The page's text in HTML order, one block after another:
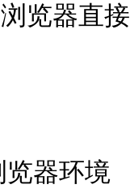
览器直
览器环境